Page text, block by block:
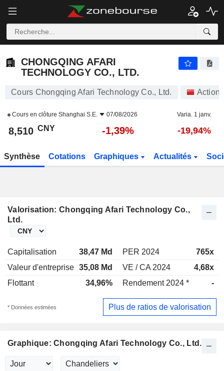
CHONGQING AFARI
TECHNOLOGY CO., LTD.
Cours Chongqing Afari Technology Co., Ltd. Actions
Cours en clôture Shanghai S.E. 07/08/2026 Varia. 1 janv.
8,510 CNY -1,39% -19,94%
Synthèse Cotations Graphiques Actualités
Valorisation: Chongqing Afari Technology Co.,
Ltd.
Capitalisation 38,47 Md PER 2024
765x
Valeur d'entreprise 35,08 Md VE / CA 2024
4,68x
Flottant
34,96% Rendement 2024 * -
* Données estimées Plus de ratios de valorisation
Graphique: Chongqing Afari Technology Co., Ltd.